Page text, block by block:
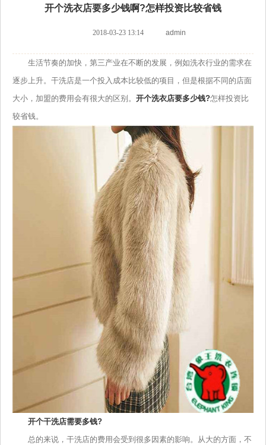
开个洗衣店要多少钱啊?怎样投资比较省钱
2018-03-23 13:14 admin
生活节奏的加快，第三产业在不断的发展，例如洗衣行业的需求在
逐步上升。干洗店是一个投入成本比较低的项目，但是根据不同的店面
大小，加盟的费用会有很大的区别。 开个洗衣店要多少钱?怎样投资比
较省钱。
开个干洗店需要多钱?
总的来说，干洗店的费用会受到很多因素的影响。从大的方面，不